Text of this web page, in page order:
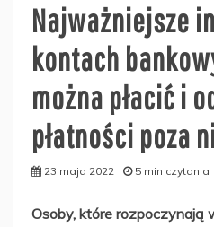
Najważniejsze
kontach
można płacić i
płatności poza
23 maja 2022 5 min czytania
Osoby, które rozpoczynają